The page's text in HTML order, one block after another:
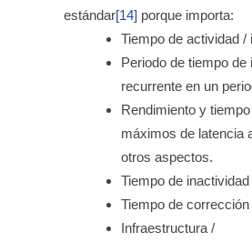
estándar[14] porque importa:
Tiempo de actividad /
Periodo de tiempo
recurrente en un
Rendimiento y
máximos de latencia
otros aspectos.
Tiempo de
Tiempo de
Infraestructura /